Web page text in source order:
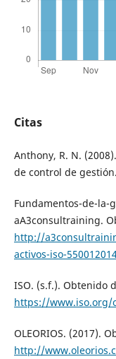
Citas
Anthony, R. N.
de control de
Fundamentos-de-la-
aA3consultraining.
http://
activos-iso-
ISO. (s.f.). Obtenido
https://www.iso.org/
OLEORIOS. (2017).
http://